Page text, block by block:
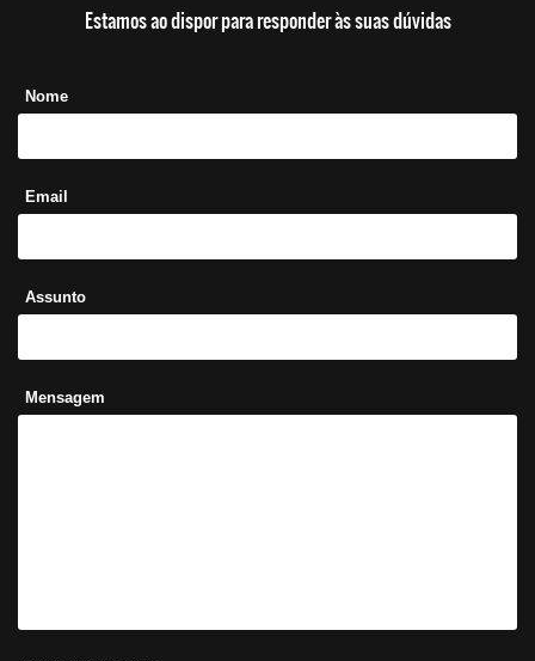
Estamos ao dispor para responder às suas dúvidas
Nome
Email
Assunto
Mensagem